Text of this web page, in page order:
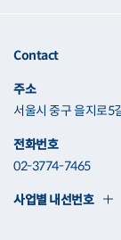
Contact
주소
서울시 중구 을지로5
전화번호
02-3774-7465
사업별 내선번호